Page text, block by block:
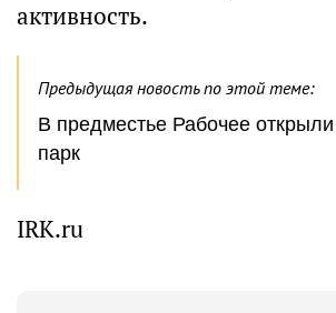
активность.
Предыдущая новость по этой теме:
В предместье Рабочее
парк
IRK.ru